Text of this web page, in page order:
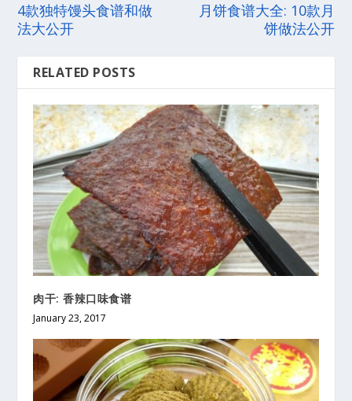
4款独特馒头食谱和做
法大公开
月饼食谱大全: 10款月
饼做法公开
RELATED POSTS
肉干: 香辣口味食谱
January 23, 2017